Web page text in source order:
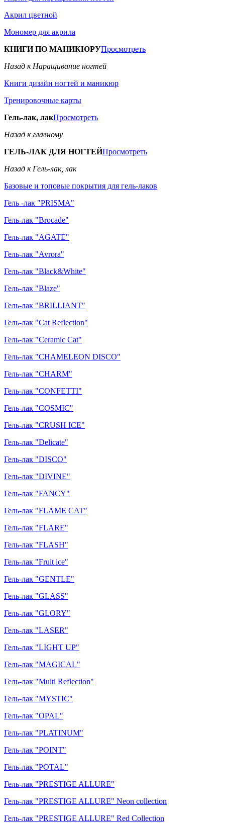
Акрил цветной
Мономер для акрила
КНИГИ ПО МАНИКЮРУПросмотреть
Назад к Наращивание ногтей
Книги дизайн ногтей и маникюр
Тренировочные карты
Гель-лак, лакПросмотреть
Назад к главному
ГЕЛЬ-ЛАК ДЛЯ НОГТЕЙПросмотреть
Назад к Гель-лак, лак
Базовые и топовые покрытия для гель-лаков
Гель -лак "PRISMA"
Гель-лак "Brocade"
Гель-лак "AGATE"
Гель-лак "Avrora"
Гель-лак "Black&White"
Гель-лак "Blaze"
Гель-лак "BRILLIANT"
Гель-лак "Cat Reflection"
Гель-лак "Ceramic Cat"
Гель-лак "CHAMELEON DISCO"
Гель-лак "CHARM"
Гель-лак "CONFETTI"
Гель-лак "COSMIC"
Гель-лак "CRUSH ICE"
Гель-лак "Delicate"
Гель-лак "DISCO"
Гель-лак "DIVINE"
Гель-лак "FANCY"
Гель-лак "FLAME CAT"
Гель-лак "FLARE"
Гель-лак "FLASH"
Гель-лак "Fruit ice"
Гель-лак "GENTLE"
Гель-лак "GLASS"
Гель-лак "GLORY"
Гель-лак "LASER"
Гель-лак "LIGHT UP"
Гель-лак "MAGICAL"
Гель-лак "Multi Reflection"
Гель-лак "MYSTIC"
Гель-лак "OPAL"
Гель-лак "PLATINUM"
Гель-лак "POINT"
Гель-лак "POTAL"
Гель-лак "PRESTIGE ALLURE"
Гель-лак "PRESTIGE ALLURE" Neon collection
Гель-лак "PRESTIGE ALLURE" Red Collection